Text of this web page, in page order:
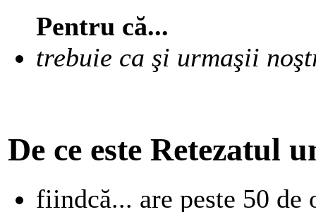
Pentru că...
trebuie ca şi urmaşii
De ce este Retezatul
fiindcă... are peste 50 de